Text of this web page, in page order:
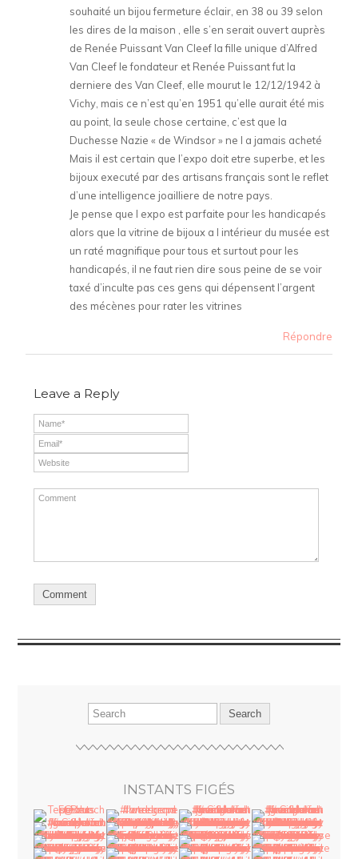
souhaité un bijou fermeture éclair, en 38 ou 39 selon
les dires de la maison , elle s’en serait ouvert auprès
de Renée Puissant Van Cleef la fille unique d’Alfred
Van Cleef le fondateur et Renée Puissant fut la
derniere des Van Cleef, elle mourut le 12/12/1942 à
Vichy, mais ce n’est qu’en 1951 qu’elle aurait été mis
au point, la seule chose certaine, c’est que la
Duchesse Nazie « de Windsor » ne l a jamais acheté
Mais il est certain que l’expo doit etre superbe, et les
bijoux executé par des artisans français sont le reflet
d’une intelligence joailliere de notre pays.
Je pense que l expo est parfaite pour les handicapés
alors que la vitrine de bijoux a l intérieur du musée est
un raté magnifique pour tous et surtout pour les
handicapés, il ne faut rien dire sous peine de se voir
taxé d’inculte pas ces gens qui dépensent l’argent
des mécènes pour rater les vitrines
Répondre
Leave a Reply
INSTANTS FIGÉS